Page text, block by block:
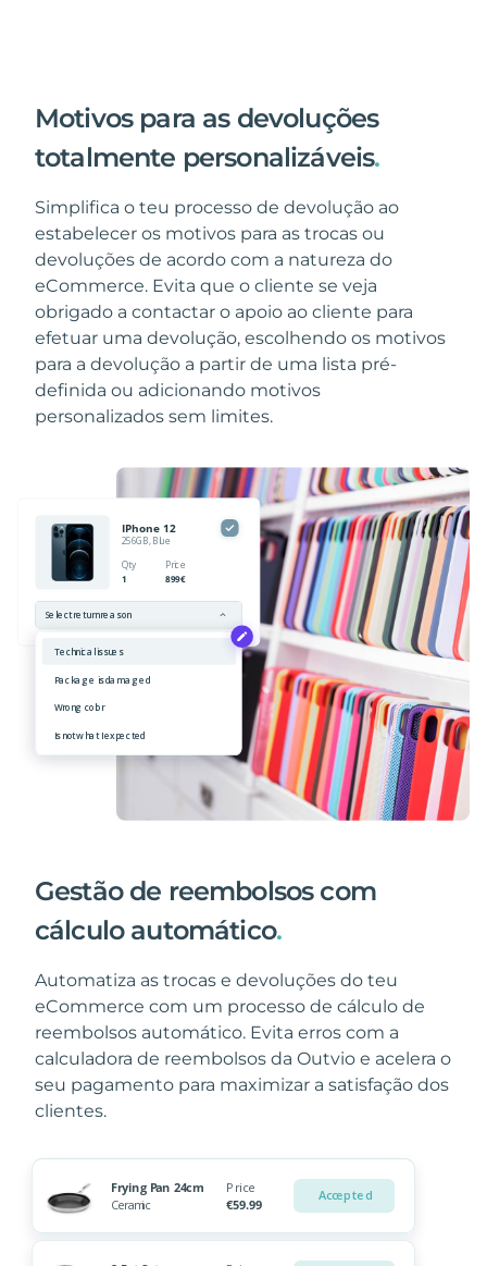
Motivos para as devoluções
totalmente personalizáveis.
Simplifica o teu processo de devolução ao
estabelecer os motivos para as trocas ou
devoluções de acordo com a natureza do
eCommerce. Evita que o cliente se veja
obrigado a contactar o apoio ao cliente para
efetuar uma devolução, escolhendo os motivos
para a devolução a partir de uma lista pré-
definida ou adicionando motivos
personalizados sem limites.
Gestão de reembolsos com
cálculo automático.
Automatiza as trocas e devoluções do teu
eCommerce com um processo de cálculo de
reembolsos automático. Evita erros com a
calculadora de reembolsos da Outvio e acelera o
seu pagamento para maximizar a satisfação dos
clientes.